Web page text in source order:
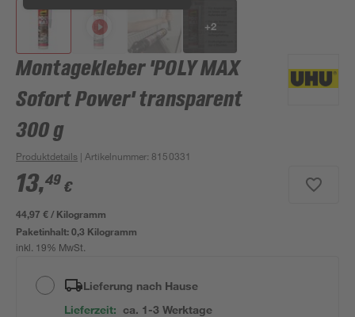
+2
Montagekleber 'POLY MAX
Sofort Power' transparent
300 g
Produktdetails | Artikelnummer: 8150331
13,49 €
44,97 € / Kilogramm
Paketinhalt:0,3 Kilogramm
inkl. 19% MwSt.
Lieferung nach Hause
Lieferzeit: ca. 1-3 Werktage